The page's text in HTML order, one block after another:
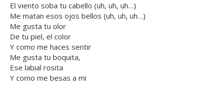
El viento soba tu cabello (uh, uh, uh…)
Me matan esos ojos bellos (uh, uh, uh…)
Me gusta tu olor
De tu piel, el color
Y como me haces sentir
Me gusta tu boquita,
Ese labial rosita
Y como me besas a mi